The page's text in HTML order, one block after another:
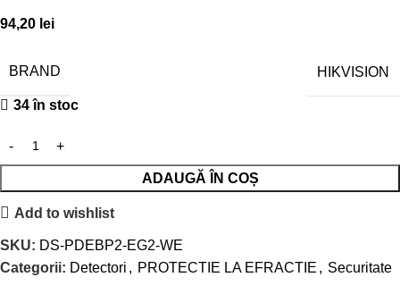
94,20 lei
BRAND HIKVISION
34 în stoc
ADAUGĂ ÎN COȘ
Add to wishlist
SKU: DS-PDEBP2-EG2-WE
Categorii: Detectori , PROTECTIE LA EFRACTIE , Securitate